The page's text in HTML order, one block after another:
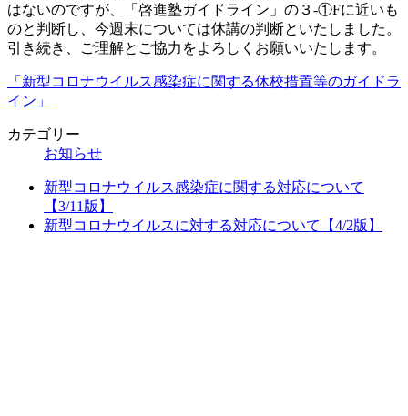
はないのですが、「啓進塾ガイドライン」の３-①Fに近いも
のと判断し、今週末については休講の判断といたしました。
引き続き、ご理解とご協力をよろしくお願いいたします。
「新型コロナウイルス感染症に関する休校措置等のガイドラ
イン」
カテゴリー
お知らせ
新型コロナウイルス感染症に関する対応について
【3/11版】
新型コロナウイルスに対する対応について【4/2版】